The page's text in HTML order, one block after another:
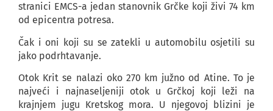
stranici EMCS-a jedan stanovnik Grčke koji živi 74 km
od epicentra potresa.
Čak i oni koji su se zatekli u automobilu osjetili su
jako podrhtavanje.
Otok Krit se nalazi oko 270 km južno od Atine. To je
najveći i najnaseljeniji otok u Grčkoj koji leži na
krajnjem jugu Kretskog mora. U njegovoj blizini je